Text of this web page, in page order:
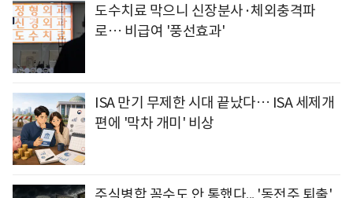
도수치료 막으니 신장분사·체외충격파
로… 비급여 '풍선효과'
ISA 만기 무제한 시대 끝났다… ISA 세제개
편에 '막차 개미' 비상
주식병합 꼼수도 안 통했다... '동전주 퇴출'